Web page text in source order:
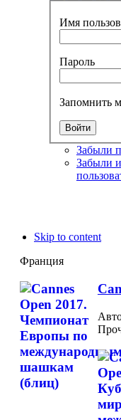
Имя
Пароль
Запомнить
Забыли
Забыли
Skip to content
Франция